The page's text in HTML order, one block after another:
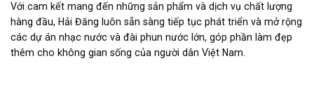
Với cam kết mang đến những sản phẩm và dịch vụ chất lượng
hàng đầu, Hải Đăng luôn sẵn sàng tiếp tục phát triển và mở rộng
các dự án nhạc nước và đài phun nước lớn, góp phần làm đẹp
thêm cho không gian sống của người dân Việt Nam.